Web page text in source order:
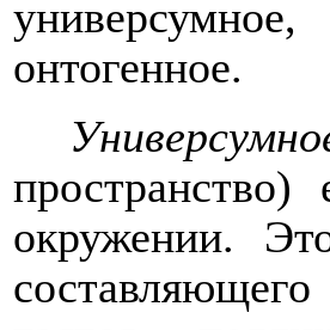
онтогенное.
окружении.